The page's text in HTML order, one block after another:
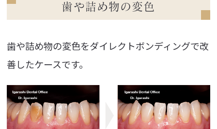
歯や詰め物の変色
歯や詰め物の変色をダイレクトボンディングで改
善したケースです。